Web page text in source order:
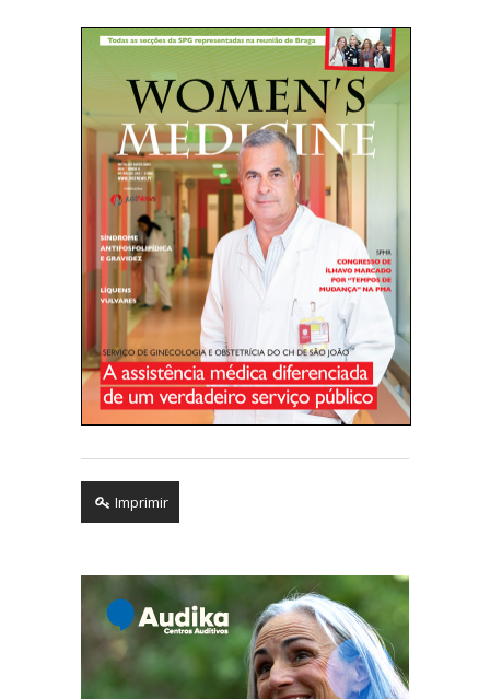
Imprimir